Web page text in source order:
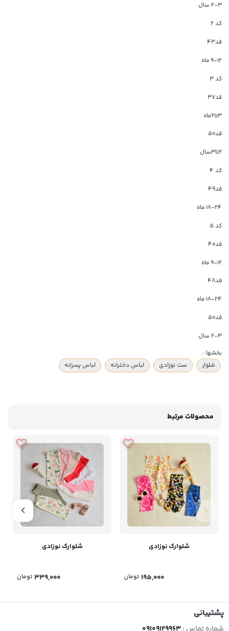
۲-۳ سال
کد ۲
قد۴۳
۹-۱۲ ماه
کد ۳
قد۳۷
۳تا۶ماه
قد۵۰
۲تا۳سال
کد ۴
قد۴۹
۱۸-۲۴ ماه
کد ۵
قد۴۰
۹-۱۲ ماه
قد۴۸
۱۸-۲۴ ماه
قد۵۰
۲-۳ سال
بخشها :
شلوار
ست نوزادی لباس دخترانه لباس پسرانه
محصولات مرتبط
شلوارک نوزادی
195,000 تومان
شلوارک نوزادی
339,000 تومان
پشتیبانی